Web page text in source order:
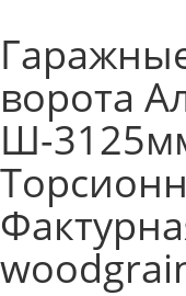
ворота
Ш-